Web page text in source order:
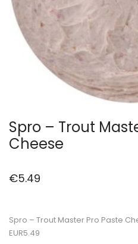
Spro – Trout
Cheese
€5.49
Spro – Trout Master Pro Paste
EUR5.49